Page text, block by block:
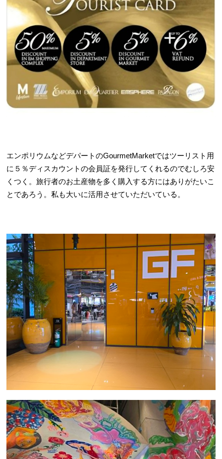
エンポリウムなどデパートのGourmetMarketではツーリスト用
に５％ディスカウントの会員証を発行してくれるのでむしろ安
くつく。旅行者のお土産物を多く購入する方にはありがたいこ
とであろう。私も大いに活用させていただいている。